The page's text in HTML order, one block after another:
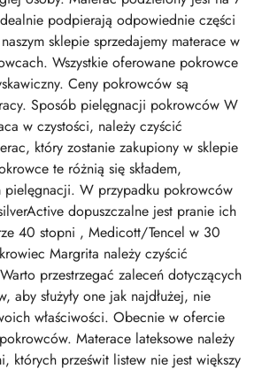
podpierają odpowiednie części
sklepie sprzedajemy materace w
Wszystkie oferowane pokrowce
Ceny pokrowców są
Sposób pielęgnacji pokrowców W
w czystości, należy czyścić
który zostanie zakupiony w sklepie
te różnią się składem,
pielęgnacji. W przypadku pokrowców
dopuszczalne jest pranie ich
40 stopni , Medicott/Tencel w 30
Margrita należy czyścić
przestrzegać zaleceń dotyczących
aby służyły one jak najdłużej, nie
właściwości. Obecnie w ofercie
Materace lateksowe należy
których prześwit listew nie jest większy